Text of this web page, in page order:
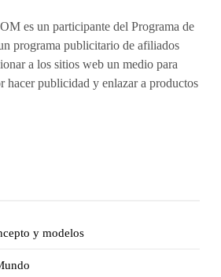
es un participante del Programa de
programa publicitario de afiliados
a los sitios web un medio para
hacer publicidad y enlazar a productos
y modelos